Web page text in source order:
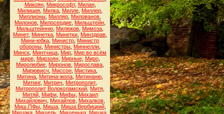
Микоян, Микрософт, Милан,
Милиция Милка Милле Миллер
Миллионы Милляр Милованов
Милонов Милосердие Мильштейн
Мильштейнню Милюков Мимоза
Минет, Минетка Минетки Минздрав
Мини-юбка Министр Министр
обороны Министры Миннелли
Минск Минтчица Мир Мир во всём
мире, Мирзоян, Мирные, Миро,
Миролюбие Миронов Мирослава
Мирювисч
Миссон Мистика
Митина Митина-жопа Митинаню
Митинг, Митрич Митрополит,
Митрополит Волоколамский Митя
Митяй, Мифи, Мифы, Михаил
Михайлович
Михайлов, Михалков,
Миш.ПФы, Миша, Миша Вербицкий,
Мишака Мишель Мишенька Мишка